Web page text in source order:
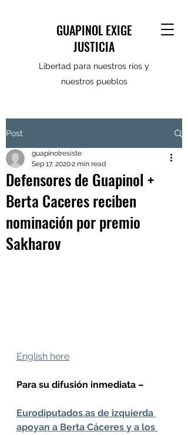
GUAPINOL EXIGE
JUSTICIA
Libertad para nuestros ríos y
nuestros pueblos
Post
Defensores de Guapinol +
Berta Caceres reciben
nominación por premio
Sakharov
guapinolresiste
Sep 17, 20202 min read
English here
Para su difusión inmediata –
Eurodiputados.as de izquierda
apoyan a Berta Cáceres y a los